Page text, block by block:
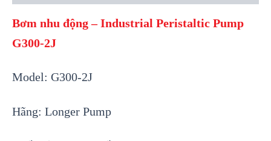
Bơm nhu động – Industrial Peristaltic Pump
G300-2J
Model: G300-2J
Hãng: Longer Pump